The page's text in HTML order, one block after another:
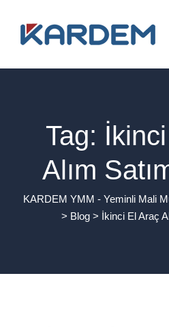
content
Tag:
Alım
KARDEM YMM - Yeminli Mali
> Blog > İkinci El Araç